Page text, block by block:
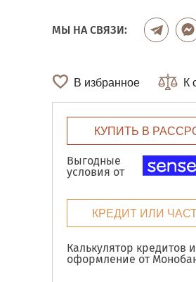
МЫ НА СВЯЗИ:
В избранное К
КУПИТЬ В
Выгодные
условия от
КРЕДИТ ИЛИ
Калькулятор кредитов и
оформление от